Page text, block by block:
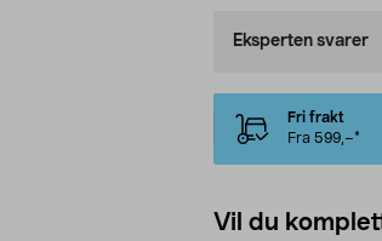
Eksperten svarer
Fri frakt
Fra 599,–*
Vil du